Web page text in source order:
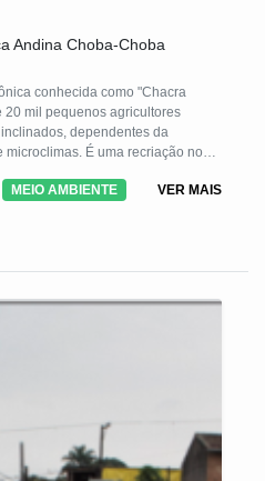
Andina Choba-Choba
conhecida como "Chacra
20 mil pequenos agricultores
dependentes da
É uma recriação nos
Tem as características de ser
econômicas e
MEIO AMBIENTE VER MAIS